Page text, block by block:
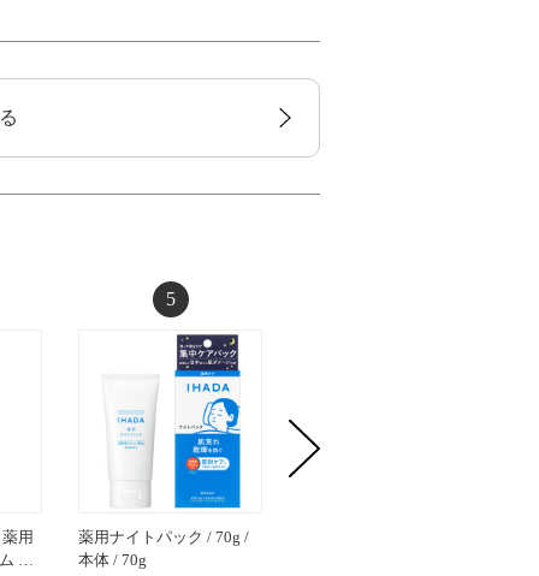
用
…
5
薬用ナイトパック / 70g /
本体 / 70g